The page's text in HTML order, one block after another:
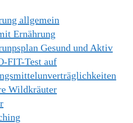
allgemein
Ernährung
Gesund und Aktiv
FIT-Test auf
Wildkräuter